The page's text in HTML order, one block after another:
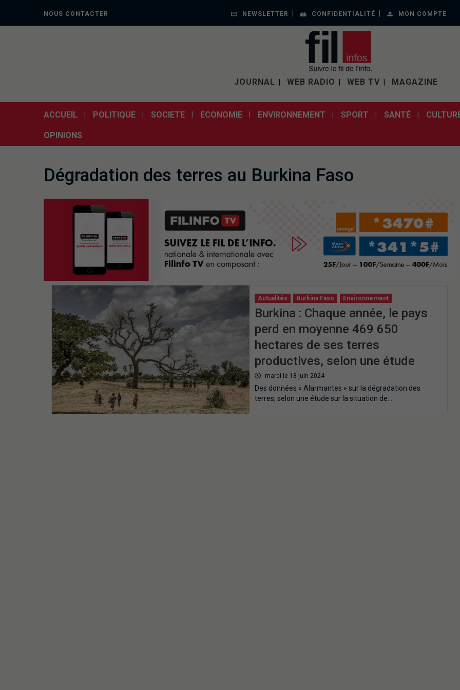
NOUS CONTACTER NEWSLETTER CONFIDENTIALITÉ MON COMPTE
JOURNAL WEB RADIO WEB TV MAGAZINE
ACCUEIL POLITIQUE SOCIETE ECONOMIE ENVIRONNEMENT SPORT SANTÉ
OPINIONS
Dégradation des terres au Burkina Faso
Actualités Burkina Faso Environnement
Burkina : Chaque année, le pays
perd en moyenne 469 650
hectares de ses terres
productives, selon une étude
mardi le 18 juin 2024
Des données « Alarmantes » sur la dégradation des
terres, selon une étude sur la situation de…